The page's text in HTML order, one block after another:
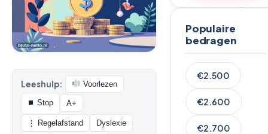
Leeshulp: Voorlezen
⏹ Stop A+
⋮ Regelafstand
Dyslexie
Populaire
bedragen
€2.500
€2.600
€2.700